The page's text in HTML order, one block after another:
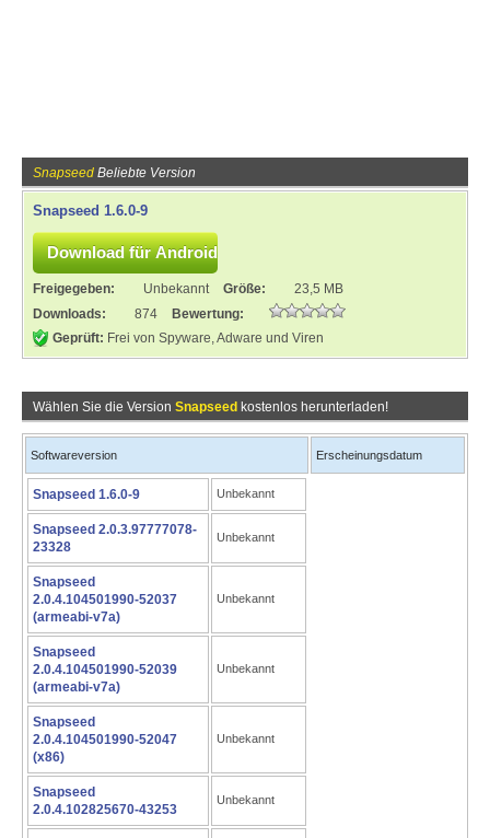
Snapseed Beliebte Version
Snapseed 1.6.0-9
Freigegeben: Unbekannt Größe:
23,5 MB
Downloads:
874
Bewertung:
Geprüft: Frei von Spyware, Adware und Viren
Wählen Sie die Version Snapseed kostenlos herunterladen!
Softwareversion Erscheinungsdatum
Snapseed 1.6.0-9 Unbekannt
Snapseed 2.0.3.97777078-
23328
Unbekannt
Snapseed
2.0.4.104501990-52037
(armeabi-v7a)
Unbekannt
Snapseed
2.0.4.104501990-52039
(armeabi-v7a)
Unbekannt
Snapseed
2.0.4.104501990-52047
(x86)
Unbekannt
Snapseed
2.0.4.102825670-43253
Unbekannt